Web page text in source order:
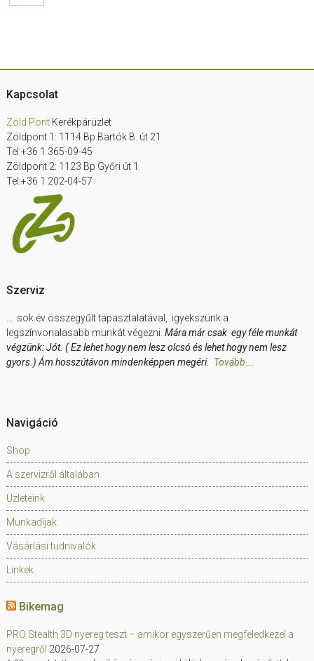
Footer
Kapcsolat
Zöld PontKerékpárüzlet
Zöldpont 1: 1114 Bp Bartók B. út 21
Tel:+36 1 365-09-45
Zöldpont 2: 1123 Bp Győri út 1
Tel:+36 1 202-04-57
Szerviz
… sok év összegyűlt tapasztalatával, igyekszünk a
legszínvonalasabb munkát végezni. Mára már csak egy féle munkát
végzünk: Jót. ( Ez lehet hogy nem lesz olcsó és lehet hogy nem lesz
gyors.) Ám hosszútávon mindenképpen megéri. Tovább….
Navigáció
Shop
A szervizről általában
Üzleteink
Munkadíjak
Vásárlási tudnivalók
Linkek
Bikemag
PRO Stealth 3D nyereg teszt – amikor egyszerűen megfeledkezel a
nyeregről 2026-07-27